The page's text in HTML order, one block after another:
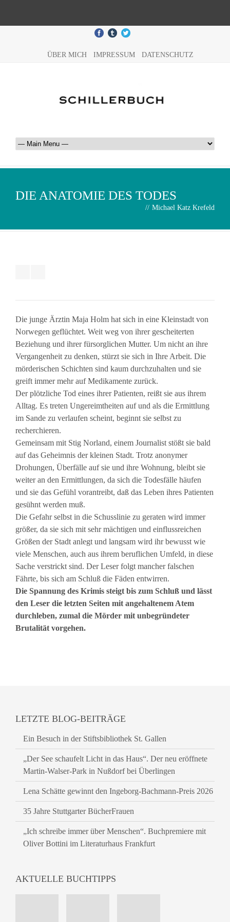
ÜBER MICH IMPRESSUM DATENSCHUTZ
DIE ANATOMIE DES TODES
// Michael Katz Krefeld
Die junge Ärztin Maja Holm hat sich in eine Kleinstadt von
Norwegen geflüchtet. Weit weg von ihrer gescheiterten
Beziehung und ihrer fürsorglichen Mutter. Um nicht an ihre
Vergangenheit zu denken, stürzt sie sich in Ihre Arbeit. Die
mörderischen Schichten sind kaum durchzuhalten und sie
greift immer mehr auf Medikamente zurück.
Der plötzliche Tod eines ihrer Patienten, reißt sie aus ihrem
Alltag. Es treten Ungereimtheiten auf und als die Ermittlung
im Sande zu verlaufen scheint, beginnt sie selbst zu
recherchieren.
Gemeinsam mit Stig Norland, einem Journalist stößt sie bald
auf das Geheimnis der kleinen Stadt. Trotz anonymer
Drohungen, Überfälle auf sie und ihre Wohnung, bleibt sie
weiter an den Ermittlungen, da sich die Todesfälle häufen
und sie das Gefühl vorantreibt, daß das Leben ihres Patienten
gesühnt werden muß.
Die Gefahr selbst in die Schusslinie zu geraten wird immer
größer, da sie sich mit sehr mächtigen und einflussreichen
Größen der Stadt anlegt und langsam wird ihr bewusst wie
viele Menschen, auch aus ihrem beruflichen Umfeld, in diese
Sache verstrickt sind. Der Leser folgt mancher falschen
Fährte, bis sich am Schluß die Fäden entwirren.
Die Spannung des Krimis steigt bis zum Schluß und lässt
den Leser die letzten Seiten mit angehaltenem Atem
durchleben, zumal die Mörder mit unbegründeter
Brutalität vorgehen.
LETZTE BLOG-BEITRÄGE
Ein Besuch in der Stiftsbibliothek St. Gallen
„Der See schaufelt Licht in das Haus“. Der neu eröffnete
Martin-Walser-Park in Nußdorf bei Überlingen
Lena Schätte gewinnt den Ingeborg-Bachmann-Preis 2026
35 Jahre Stuttgarter BücherFrauen
„Ich schreibe immer über Menschen“. Buchpremiere mit
Oliver Bottini im Literaturhaus Frankfurt
AKTUELLE BUCHTIPPS